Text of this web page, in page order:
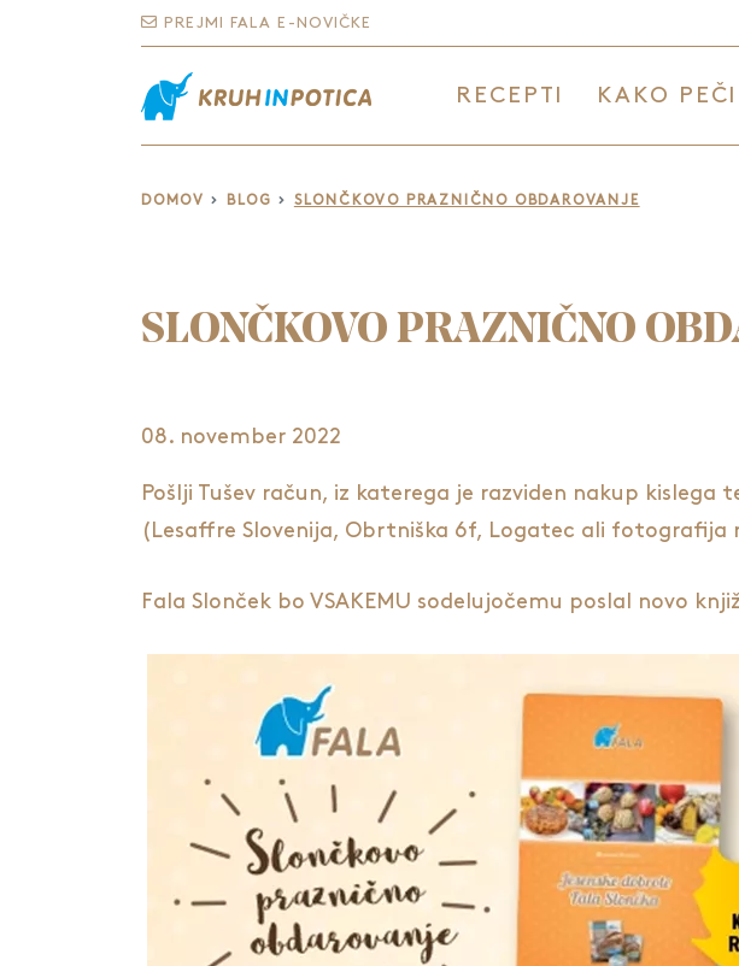
PREJMI FALA E-NOVIČKE
RECEPTI KAKO PEČI
DOMOV BLOG SLONČKOVO PRAZNIČNO OBDAROVANJE
SLONČKOVO PRAZNIČNO
08. november 2022
Pošlji Tušev račun, iz katerega je razviden nakup kislega
(Lesaffre Slovenija, Obrtniška 6f, Logatec ali
Fala Slonček bo VSAKEMU sodelujočemu poslal novo